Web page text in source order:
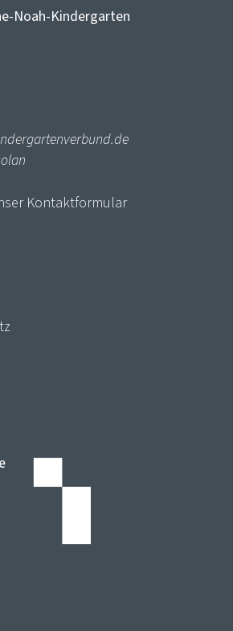
Noah-Kindergarten
Kontaktformular